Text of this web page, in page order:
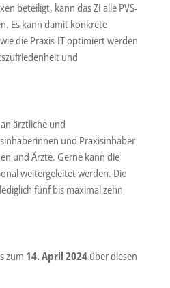
beteiligt, kann das ZI alle PVS-
Es kann damit konkrete
die Praxis-IT optimiert werden
und
ärztliche und
und Praxisinhaber
und Ärzte. Gerne kann die
weitergeleitet werden. Die
fünf bis maximal zehn
zum 14. April 2024über diesen